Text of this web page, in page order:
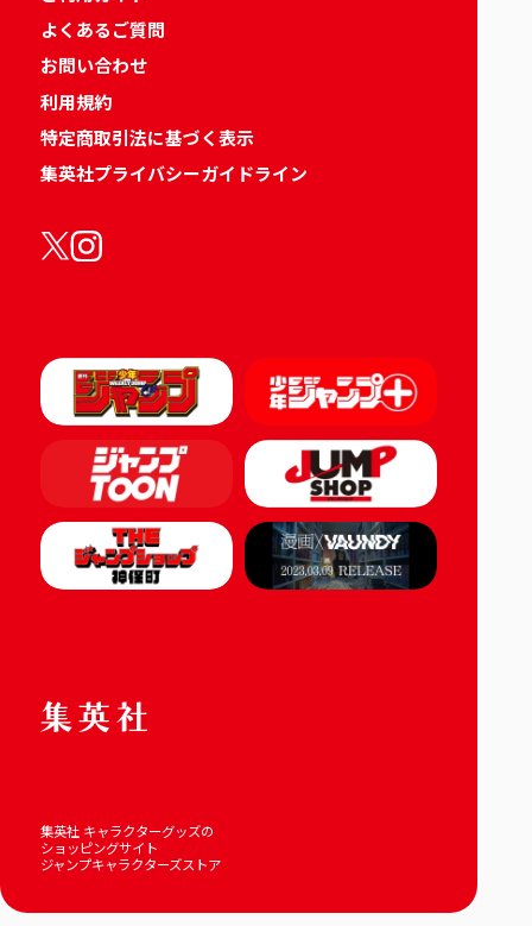
よくあるご質問
お問い合わせ
利用規約
特定商取引法に基づく表示
集英社プライバシーガイドライン
集英社 キャラクターグッズの
ショッピングサイト
ジャンプキャラクターズストア